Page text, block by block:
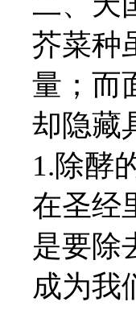
芥菜种
量；而
却隐藏
1.除酵
在圣经
是要除
成为我